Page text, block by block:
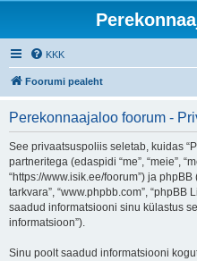
KKK
Foorumi pealeht
Perekonnaajaloo foorum -
See privaatsuspoliis seletab, kuidas
partneritega (edaspidi “me”, “meie”,
“https://www.isik.ee/foorum”) ja phpBB
tarkvara”, “www.phpbb.com”, “phpBB
saadud informatsiooni sinu külastus
informatsioon”).
Sinu poolt saadud informatsiooni